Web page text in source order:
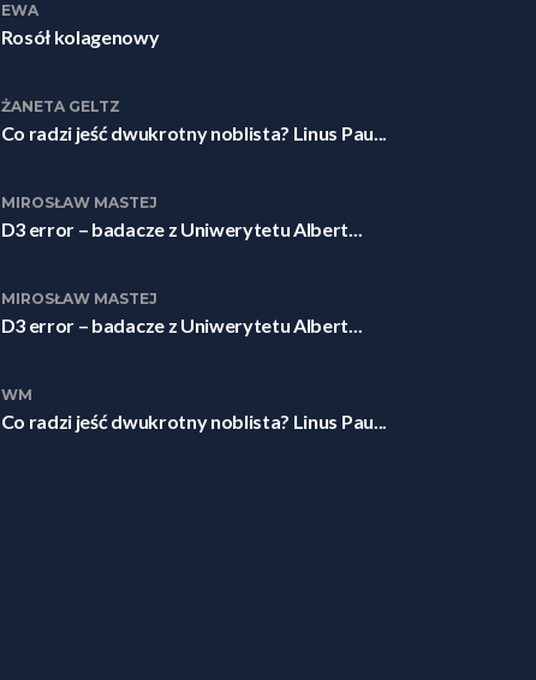
EWA
Rosół kolagenowy
ŻANETA GELTZ
Co radzi jeść dwukrotny noblista? Linus Pau...
MIROSŁAW MASTEJ
D3 error – badacze z Uniwerytetu Albert...
MIROSŁAW MASTEJ
D3 error – badacze z Uniwerytetu Albert...
WM
Co radzi jeść dwukrotny noblista? Linus Pau...